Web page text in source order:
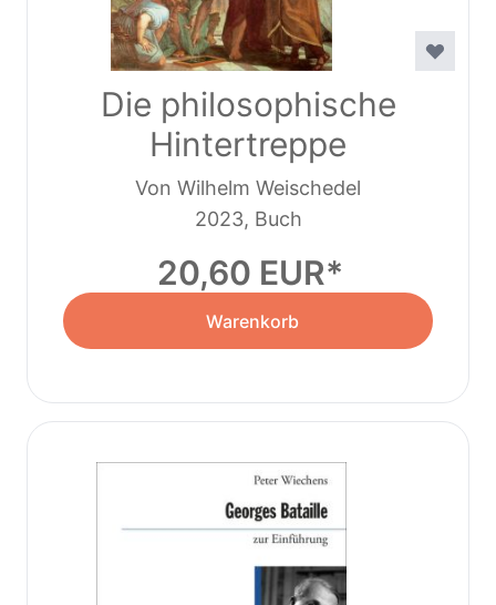
Die philosophische
Hintertreppe
Von Wilhelm Weischedel
2023, Buch
20,60 EUR
Warenkorb